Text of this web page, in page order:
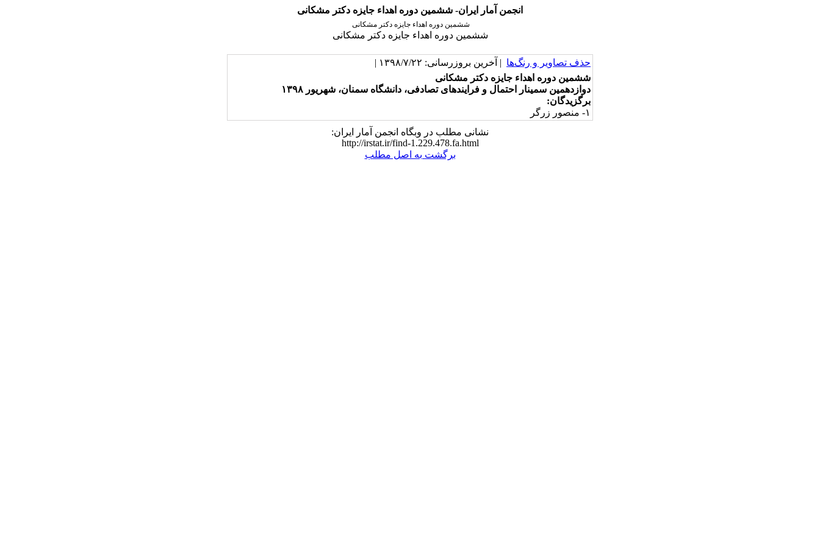
انجمن آمار ایران- ششمین دوره اهداء جایزه دکتر مشکانی
ششمین دوره اهداء جایزه دکتر مشکانی
ششمین دوره اهداء جایزه دکتر مشکانی
حذف تصاویر و رنگ‌ها | آخرین بروزرسانی: ۱۳۹۸/۷/۲۲ |
ششمین دوره اهداء جایزه دکتر مشکانی
دوازدهمین سمینار احتمال و فرایندهای تصادفی، دانشگاه سمنان، شهریور ۱۳۹۸
برگزیدگان:
۱- منصور زرگر
نشانی مطلب در وبگاه انجمن آمار ایران:
http://irstat.ir/find-1.229.478.fa.html
برگشت به اصل مطلب